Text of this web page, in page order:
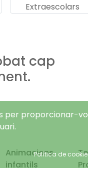
Extraescolars
cap
Animacions
infantils
per proporcionar-
Política de